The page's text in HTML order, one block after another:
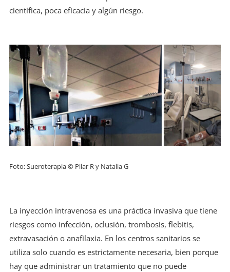
científica, poca eficacia y algún riesgo.
Foto: Sueroterapia © Pilar R y Natalia G
La inyección intravenosa es una práctica invasiva que tiene
riesgos como infección, oclusión, trombosis, flebitis,
extravasación o anafilaxia. En los centros sanitarios se
utiliza solo cuando es estrictamente necesaria, bien porque
hay que administrar un tratamiento que no puede